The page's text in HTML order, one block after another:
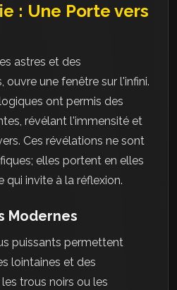
: Une Porte vers
astres et des
ouvre une fenêtre sur l'infini.
ont permis des
révélant l'immensité et
Ces révélations ne sont
elles portent en elles
qui invite à la réflexion.
Modernes
puissants permettent
lointaines et des
trous noirs ou les